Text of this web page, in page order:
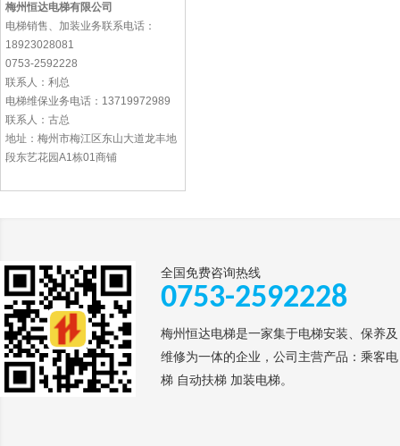
梅州恒达电梯有限公司
电梯销售、加装业务联系电话：
18923028081
0753-2592228
联系人：利总
电梯维保业务电话：13719972989
联系人：古总
地址：梅州市梅江区东山大道龙丰地
段东艺花园A1栋01商铺
全国免费咨询热线
0753-2592228
梅州恒达电梯是一家集于电梯安装、保养及
维修为一体的企业，公司主营产品：乘客电
梯 自动扶梯 加装电梯。